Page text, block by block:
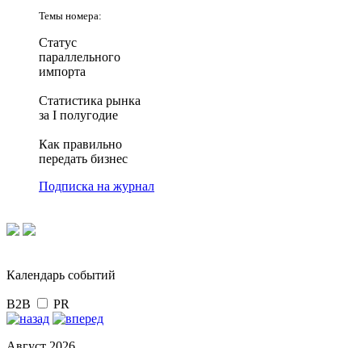
Темы номера:
Статус
параллельного
импорта
Статистика рынка
за I полугодие
Как правильно
передать бизнес
Подписка на журнал
Календарь событий
B2B PR